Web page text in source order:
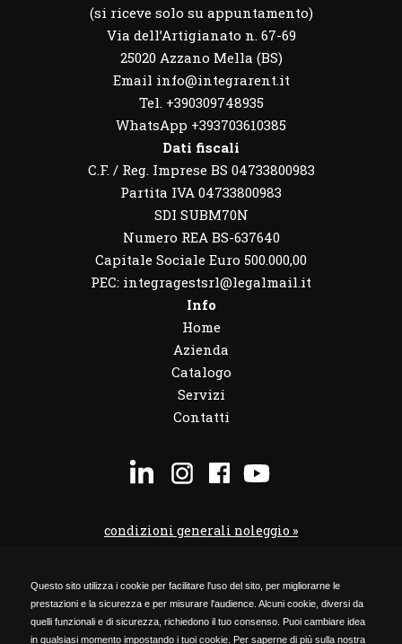
Questo sito utilizza i cookie per facilitare l'uso del sito, per migliorarne le
prestazioni e la sicurezza e per misurare l'audience. Alcuni cookie, diversi da
quelli funzionali e di sicurezza, richiedono il tuo consenso. Puoi cambiare idea
in qualsiasi momento impostando i tuoi cookie. Per saperne di più sulla nostra
(si riceve solo su appuntamento)
Via dell’Artigianato n. 67-69
25020 Azzano Mella (BS)
Email info@integrarent.it
Tel. +390309748935
WhatsApp +393703610385
Dati fiscali
C.F. / Reg. Imprese BS 04733800983
Partita IVA 04733800983
SDI SUBM70N
Numero REA BS-637640
Capitale Sociale Euro 500.000,00
PEC: integragestsrl@legalmail.it
Info
Home
Azienda
Catalogo
Servizi
Contatti
condizioni generali noleggio »
codice etico »
Privacy Policy »